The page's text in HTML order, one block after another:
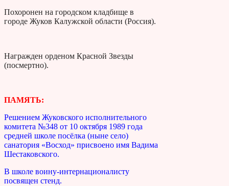
Похоронен на городском кладбище в
городе Жуков Калужской области (Россия).
Награжден орденом Красной Звезды
(посмертно).
ПАМЯТЬ:
Решением Жуковского исполнительного
комитета №348 от 10 октября 1989 года
средней школе посёлка (ныне село)
санатория «Восход» присвоено имя Вадима
Шестаковского.
В школе воину-интернационалисту
посвящен стенд.